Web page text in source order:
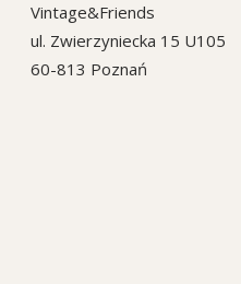
Vintage&Friends
ul. Zwierzyniecka 15 U105
60-813 Poznań